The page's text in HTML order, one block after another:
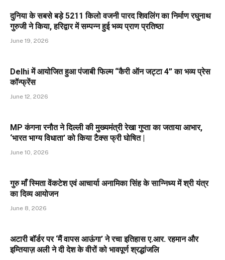
दुनिया के सबसे बड़े 5211 किलो वजनी पारद शिवलिंग का निर्माण रघुनाथ
गुरुजी ने किया, हरिद्वार में सम्पन्न हुई भव्य प्राण प्रतिष्ठा
June 19, 2026
Delhi में आयोजित हुआ पंजाबी फिल्म “कैरी ऑन जट्टा 4” का भव्य प्रेस
कॉन्फ्रेंस
June 12, 2026
MP कंगना रनौत ने दिल्ली की मुख्यमंत्री रेखा गुप्ता का जताया आभार,
‘भारत भाग्य विधाता’ को किया टैक्स फ्री घोषित |
June 10, 2026
गुरु माँ स्मिता वेंकटेश एवं आचार्या अनामिका सिंह के सान्निध्य में श्री यंत्र
का दिव्य आयोजन
June 8, 2026
अटारी बॉर्डर पर ‘मैं वापस आऊंगा’ ने रचा इतिहास ए.आर. रहमान और
इम्तियाज़ अली ने दी देश के वीरों को भावपूर्ण श्रद्धांजलि